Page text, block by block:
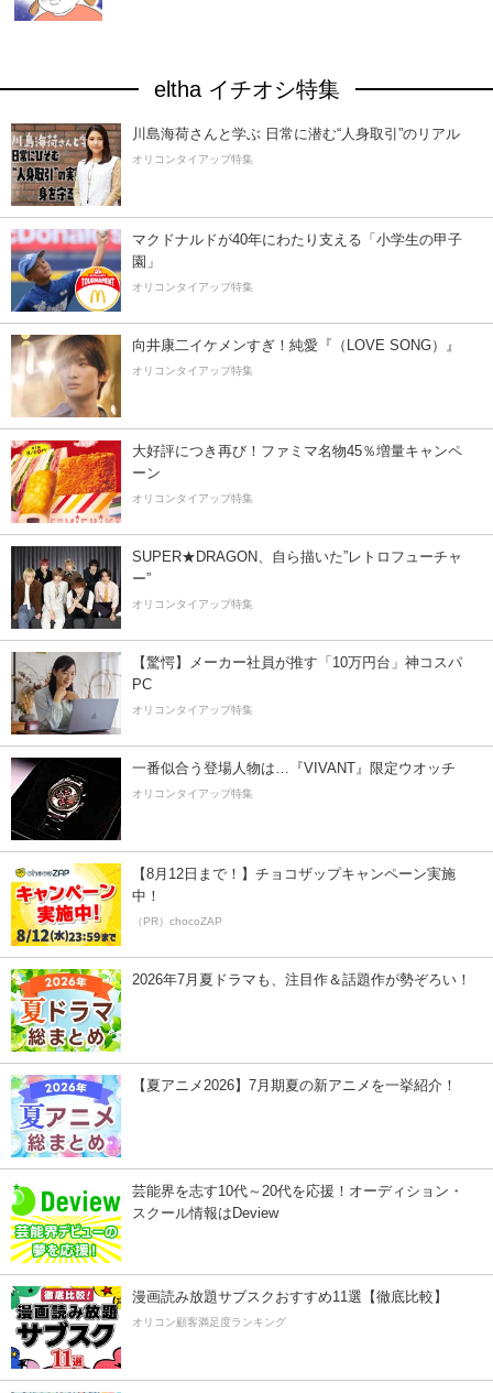
eltha イチオシ特集
川島海荷さんと学ぶ 日常に潜む“人身取引”のリアル
オリコンタイアップ特集
マクドナルドが40年にわたり支える「小学生の甲子
園」
オリコンタイアップ特集
向井康二イケメンすぎ！純愛『（LOVE SONG）』
オリコンタイアップ特集
大好評につき再び！ファミマ名物45％増量キャンペ
ーン
オリコンタイアップ特集
SUPER★DRAGON、自ら描いた”レトロフューチャ
ー”
オリコンタイアップ特集
【驚愕】メーカー社員が推す「10万円台」神コスパ
PC
オリコンタイアップ特集
一番似合う登場人物は…『VIVANT』限定ウオッチ
オリコンタイアップ特集
【8月12日まで！】チョコザップキャンペーン実施
中！
（PR）chocoZAP
2026年7月夏ドラマも、注目作＆話題作が勢ぞろい！
【夏アニメ2026】7月期夏の新アニメを一挙紹介！
芸能界を志す10代～20代を応援！オーディション・
スクール情報はDeview
漫画読み放題サブスクおすすめ11選【徹底比較】
オリコン顧客満足度ランキング